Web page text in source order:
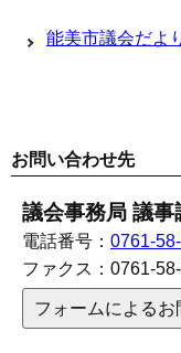
能美市議会だよ
お問い合わせ先
議会事務局 議事
電話番号： 0761-
ファクス： 0761-
フォームによるお